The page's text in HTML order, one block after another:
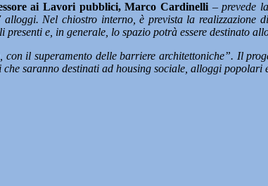
ai Lavori pubblici, Marco Cardinelli –prevede
Nel chiostro interno, è prevista la
presenti e, in generale, lo spazio potrà essere destinato
con il superamento delle barriere architettoniche”. Il
saranno destinati ad housing sociale, alloggi